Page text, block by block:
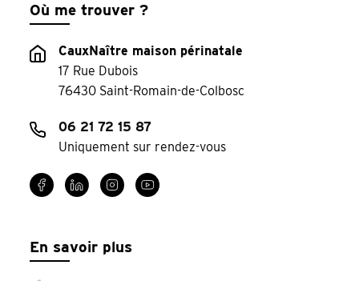
Où me trouver ?
CauxNaître maison périnatale
17 Rue Dubois
76430 Saint-Romain-de-Colbosc
06 21 72 15 87
Uniquement sur rendez-vous
En savoir plus